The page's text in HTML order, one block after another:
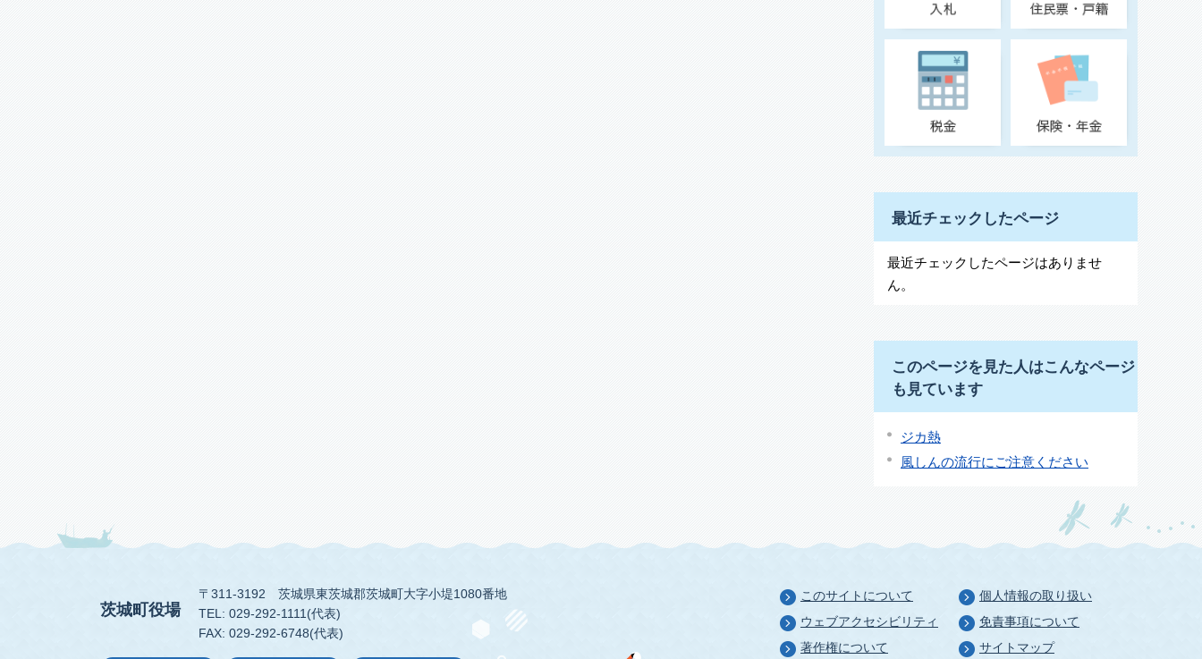
最近チェックしたページ
最近チェックしたページはありませ
ん。
このページを見た人はこんなページ
も見ています
ジカ熱
風しんの流行にご注意ください
茨城町役場
〒311-3192
茨城県東茨城郡茨城町大字小堤1080番地
TEL: 029-292-1111(代表)
FAX: 029-292-6748(代表)
このサイトについて
個人情報の取り扱い
ウェブアクセシビリティ
免責事項について
著作権について
サイトマップ